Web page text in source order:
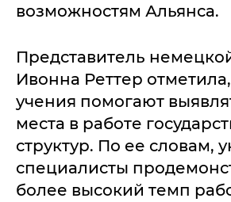
возможностям Альянса.
Представитель
Ивонна Реттер
учения помогают
места в работе
структур. По ее словам,
специалисты
более высокий темп